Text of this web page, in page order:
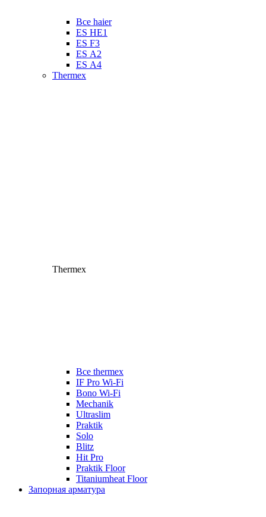
Все haier
ES HE1
ES F3
ES А2
ES А4
Thermex
Thermex
Все thermex
IF Pro Wi-Fi
Bono Wi-Fi
Mechanik
Ultraslim
Praktik
Solo
Blitz
Hit Pro
Praktik Floor
Titaniumheat Floor
Запорная арматура